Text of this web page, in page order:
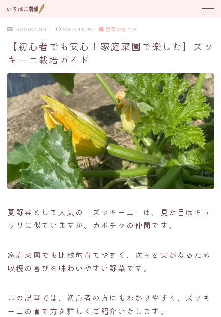
トラブル対応
植付け時期カレンダー
2025.04.30 2025.11.09 野菜の育て方
【初心者でも安心！家庭菜園で楽しむ】ズッ
キーニ栽培ガイド
夏野菜として人気の「ズッキーニ」は、見た目はキュ
ウリに似ていますが、カボチャの仲間です。
家庭菜園でも比較的育てやすく、次々と実がなるため
収穫の喜びを味わいやすい野菜です。
この記事では、初心者の方にもわかりやすく、ズッキ
ーニの育て方を詳しくご紹介いたします。